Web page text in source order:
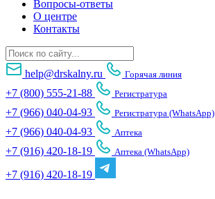
Вопросы-ответы
О центре
Контакты
help@drskalny.ru Горячая линия
+7 (800) 555-21-88 Регистратура
+7 (966) 040-04-93 Регистратура (WhatsApp)
+7 (966) 040-04-93 Аптека
+7 (916) 420-18-19 Аптека (WhatsApp)
+7 (916) 420-18-19